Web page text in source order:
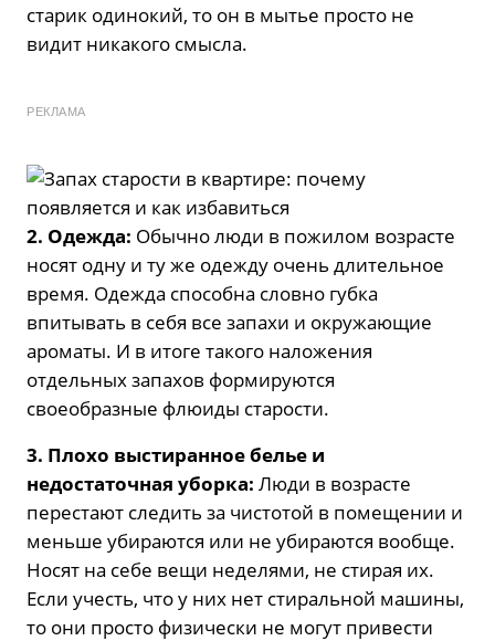
старик одинокий, то он в мытье просто не
видит никакого смысла.
РЕКЛАМА
2. Одежда: Обычно люди в пожилом возрасте
носят одну и ту же одежду очень длительное
время. Одежда способна словно губка
впитывать в себя все запахи и окружающие
ароматы. И в итоге такого наложения
отдельных запахов формируются
своеобразные флюиды старости.
3. Плохо выстиранное белье и
недостаточная уборка: Люди в возрасте
перестают следить за чистотой в помещении и
меньше убираются или не убираются вообще.
Носят на себе вещи неделями, не стирая их.
Если учесть, что у них нет стиральной машины,
то они просто физически не могут привести